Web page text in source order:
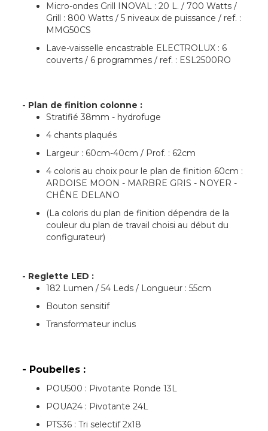
Micro-ondes Grill INOVAL : 20 L. / 700 Watts /
Grill : 800 Watts / 5 niveaux de puissance / ref. :
MMG50CS
Lave-vaisselle encastrable ELECTROLUX : 6
couverts / 6 programmes / ref. : ESL2500RO
- Plan de finition colonne :
Stratifié 38mm - hydrofuge
4 chants plaqués
Largeur : 60cm-40cm / Prof. : 62cm
4 coloris au choix pour le plan de finition 60cm :
ARDOISE MOON - MARBRE GRIS - NOYER -
CHÊNE DELANO
(La coloris du plan de finition dépendra de la
couleur du plan de travail choisi au début du
configurateur)
- Reglette LED :
182 Lumen / 54 Leds / Longueur : 55cm
Bouton sensitif
Transformateur inclus
- Poubelles :
POU500 : Pivotante Ronde 13L
POUA24 : Pivotante 24L
PTS36 : Tri selectif 2x18